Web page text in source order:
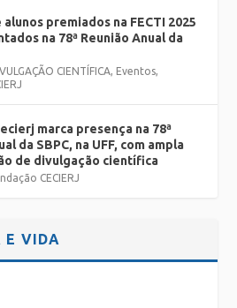
premiados na FECTI 2025
na 78ª Reunião Anual da
CIENTÍFICA, Eventos,
marca presença na 78ª
da SBPC, na UFF, com ampla
de divulgação científica
CECIERJ
E VIDA